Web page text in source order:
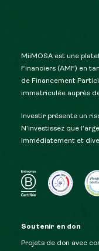
MiiMOSA est une
Financiers (AMF) en
de Financement
immatriculée auprès de
Investir présente un
N’investissez que
immédiatement et
Soutenir en don
Projets de don avec